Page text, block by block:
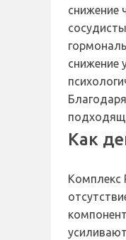
снижение
снижение
Как
Комплекс